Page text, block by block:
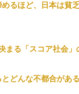
るほど、日本は貧
まる「スコア社会
どんな不都合があ